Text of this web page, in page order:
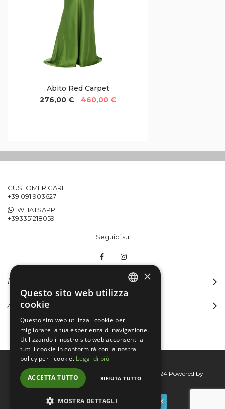
Abito Red Carpet
276,00 €
460,00 €
CUSTOMER CARE
+39 091 903627
WHATSAPP
+393351218059
Seguici su
INFORMAZIONI
ACCOUNT
Bertini group srl © 2015-2026 - P.I. 06076830824 Powered by
Connecta
×
Questo sito web utilizza
cookie
Questo sito web utilizza i cookie per
migliorare la tua esperienza di navigazione.
Utilizzando il nostro sito web acconsenti a
tutti i cookie in conformità con la nostra
policy per i cookie. Leggi di più
ACCETTA TUTTO RIFIUTA TUTTO
MOSTRA DETTAGLI